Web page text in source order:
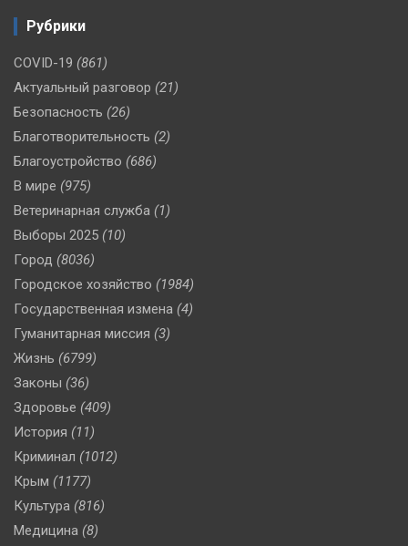
Рубрики
COVID-19 (861)
Актуальный разговор (21)
Безопасность (26)
Благотворительность (2)
Благоустройство (686)
В мире (975)
Ветеринарная служба (1)
Выборы 2025 (10)
Город (8036)
Городское хозяйство (1984)
Государственная измена (4)
Гуманитарная миссия (3)
Жизнь (6799)
Законы (36)
Здоровье (409)
История (11)
Криминал (1012)
Крым (1177)
Культура (816)
Медицина (8)